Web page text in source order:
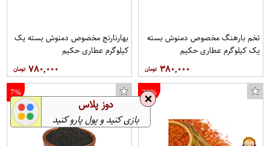
تخم بارهنگ مخصوص دمنوش بسته
یک کیلوگرم عطاری حکیم
۳۸۰,۰۰۰
بهارنارنج مخصوص دمنوش بسته یک
کیلوگرم عطاری حکیم
۷۸۰,۰۰۰
20%
7% ❌ دوز پلاس
بازی کنید و پول پارو کنید